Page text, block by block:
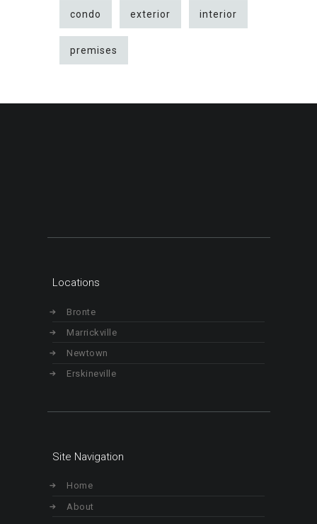
condo exterior interior
premises
Locations
Bronte
Marrickville
Newtown
Erskineville
Site Navigation
Home
About